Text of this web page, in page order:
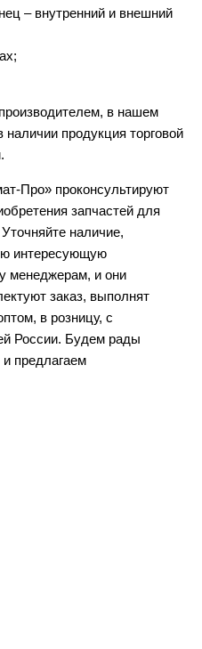
– внутренний и внешний
в нашем
наличии продукция торговой
Про» проконсультируют
запчастей для
наличие,
интересующую
менеджерам, и они
заказ, выполнят
в розницу, с
России. Будем рады
и предлагаем